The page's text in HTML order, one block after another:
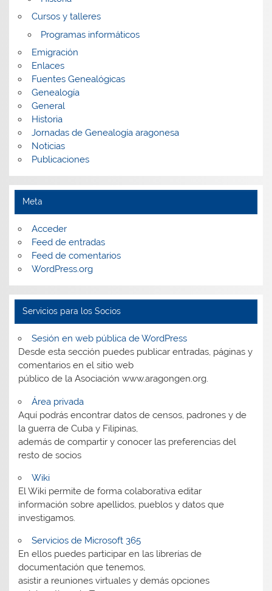
Cursos y talleres
Programas informáticos
Emigración
Enlaces
Fuentes Genealógicas
Genealogía
General
Historia
Jornadas de Genealogía aragonesa
Noticias
Publicaciones
Meta
Acceder
Feed de entradas
Feed de comentarios
WordPress.org
Servicios para los Socios
Sesión en web pública de WordPress
Desde esta sección puedes publicar entradas, páginas y
comentarios en el sitio web
público de la Asociación www.aragongen.org.
Área privada
Aquí podrás encontrar datos de censos, padrones y de
la guerra de Cuba y Filipinas,
además de compartir y conocer las preferencias del
resto de socios
Wiki
El Wiki permite de forma colaborativa editar
información sobre apellidos, pueblos y datos que
investigamos.
Servicios de Microsoft 365
En ellos puedes participar en las librerías de
documentación que tenemos,
asistir a reuniones virtuales y demás opciones